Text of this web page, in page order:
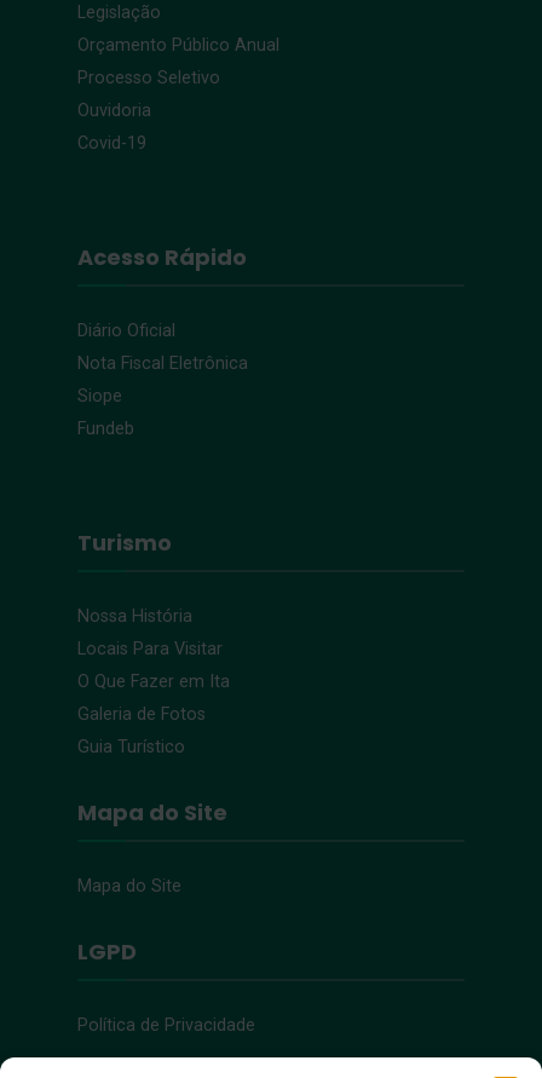
Legislação
Orçamento Público Anual
Processo Seletivo
Ouvidoria
Covid-19
Acesso Rápido
Diário Oficial
Nota Fiscal Eletrônica
Siope
Fundeb
Turismo
Nossa História
Locais Para Visitar
O Que Fazer em Ita
Galeria de Fotos
Guia Turístico
Mapa do Site
Mapa do Site
LGPD
Política de Privacidade